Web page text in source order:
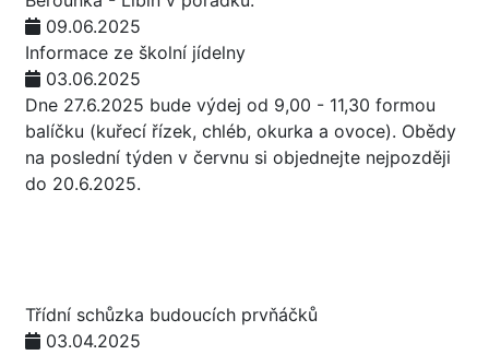
09.06.2025
Informace ze školní jídelny
03.06.2025
Dne 27.6.2025 bude výdej od 9,00 - 11,30 formou
balíčku (kuřecí řízek, chléb, okurka a ovoce). Obědy
na poslední týden v červnu si objednejte nejpozději
do 20.6.2025.
Třídní schůzka budoucích prvňáčků
03.04.2025